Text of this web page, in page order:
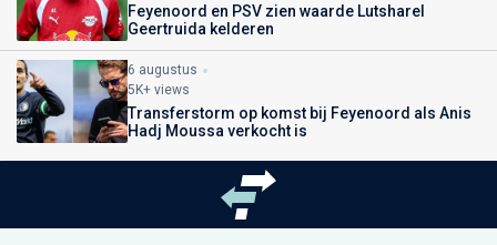
Feyenoord en PSV zien waarde Lutsharel
Geertruida kelderen
6 augustus
5K+ views
Transferstorm op komst bij Feyenoord als Anis
Hadj Moussa verkocht is